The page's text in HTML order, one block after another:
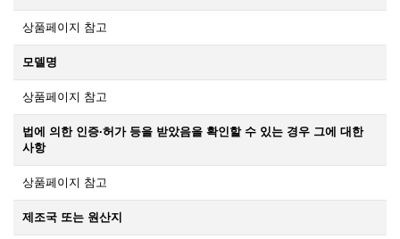
상품페이지 참고
모델명
상품페이지 참고
법에 의한 인증·허가 등을 받았음을 확인할 수 있는 경우 그에 대한
사항
상품페이지 참고
제조국 또는 원산지